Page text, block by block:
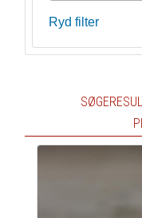
Ryd filter